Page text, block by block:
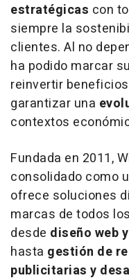
estratégicas con
siempre la
clientes. Al no
ha podido marcar
reinvertir
garantizar una
contextos
Fundada en 2011,
consolidado como
ofrece soluciones
marcas de todos
desde diseño web
hasta gestión de
publicitarias y